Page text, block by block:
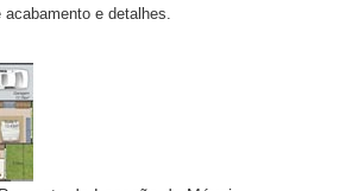
e detalhes.